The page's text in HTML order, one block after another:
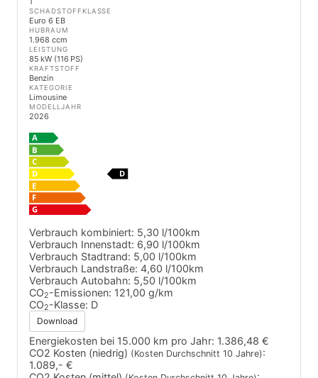
SCHADSTOFFKLASSE
Euro 6 EB
HUBRAUM
1.968 ccm
LEISTUNG
85 kW (116 PS)
KRAFTSTOFF
Benzin
KATEGORIE
Limousine
MODELLJAHR
2026
Verbrauch kombiniert: 5,30 l/100km
Verbrauch Innenstadt: 6,90 l/100km
Verbrauch Stadtrand: 5,00 l/100km
Verbrauch Landstraße: 4,60 l/100km
Verbrauch Autobahn: 5,50 l/100km
CO2-Emissionen: 121,00 g/km
CO2-Klasse: D
Download
Energiekosten bei 15.000 km pro Jahr: 1.386,48 €
CO2 Kosten (niedrig) (Kosten Durchschnitt 10 Jahre):
1.089,- €